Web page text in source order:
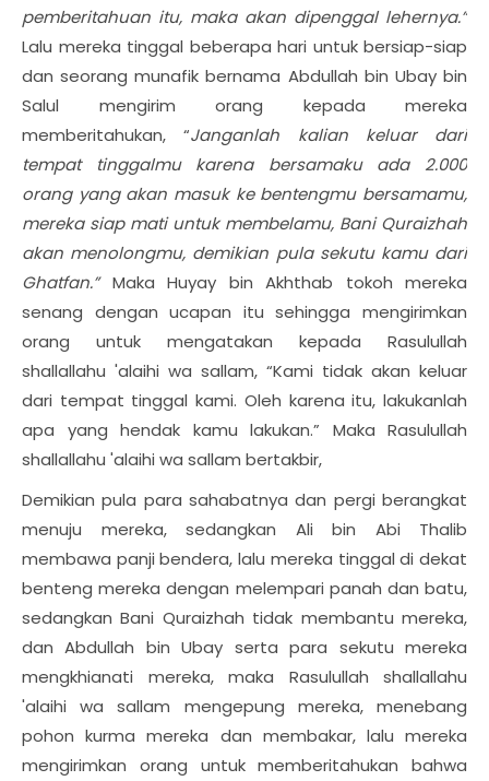
pemberitahuan itu, maka akan dipenggal lehernya.”
Lalu mereka tinggal beberapa hari untuk bersiap-siap
dan seorang munafik bernama Abdullah bin Ubay bin
Salul mengirim orang kepada mereka
memberitahukan, “Janganlah kalian keluar dari
tempat tinggalmu karena bersamaku ada 2.000
orang yang akan masuk ke bentengmu bersamamu,
mereka siap mati untuk membelamu, Bani Quraizhah
akan menolongmu, demikian pula sekutu kamu dari
Ghatfan.”Maka Huyay bin Akhthab tokoh mereka
senang dengan ucapan itu sehingga mengirimkan
orang untuk mengatakan kepada Rasulullah
shallallahu 'alaihi wa sallam, “Kami tidak akan keluar
dari tempat tinggal kami. Oleh karena itu, lakukanlah
apa yang hendak kamu lakukan.” Maka Rasulullah
shallallahu 'alaihi wa sallam bertakbir,
Demikian pula para sahabatnya dan pergi berangkat
menuju mereka, sedangkan Ali bin Abi Thalib
membawa panji bendera, lalu mereka tinggal di dekat
benteng mereka dengan melempari panah dan batu,
sedangkan Bani Quraizhah tidak membantu mereka,
dan Abdullah bin Ubay serta para sekutu mereka
mengkhianati mereka, maka Rasulullah shallallahu
'alaihi wa sallam mengepung mereka, menebang
pohon kurma mereka dan membakar, lalu mereka
mengirimkan orang untuk memberitahukan bahwa